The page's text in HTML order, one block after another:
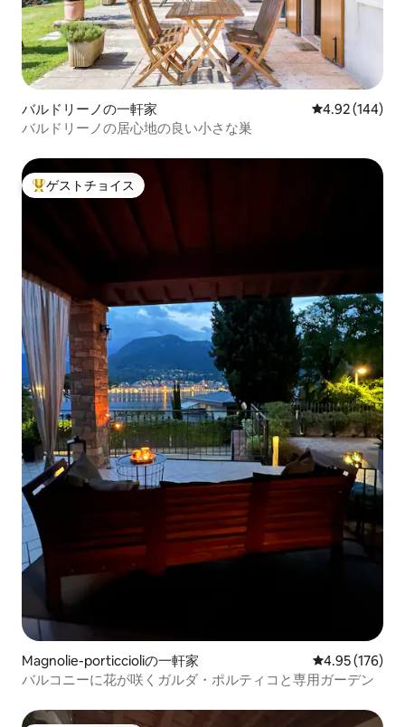
バルドリーノの一軒家 レビュー144
4.92 (144)
バルドリーノの居心地の良い小さな巣
大好評のゲストチョイスです。
ゲストチョイス
Magnolie-porticcioliの一軒家 レビュー176
4.95 (176)
バルコニーに花が咲くガルダ・ポルティコと専用ガーデン